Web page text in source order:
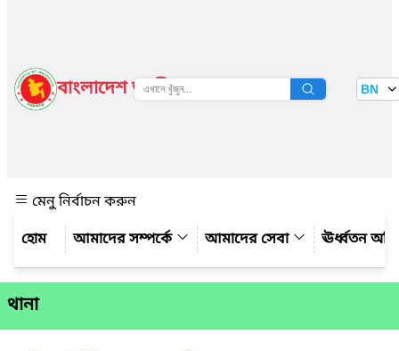
বাংলাদেশ জাতীয় তথ্য বাতায়ন BN
মেনু নির্বাচন করুন
আমাদের সম্পর্কে
আমাদের সেবা ঊর্ধ্বতন
থানা